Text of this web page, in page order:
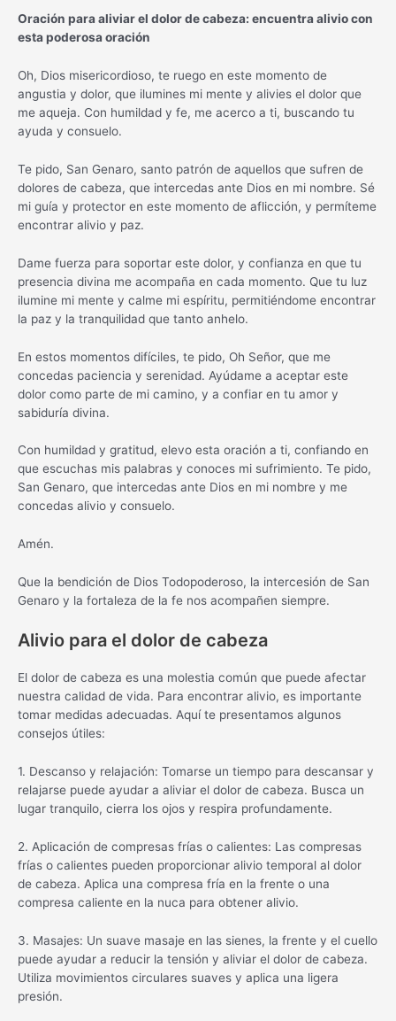
Oración para aliviar el dolor de cabeza: encuentra alivio con
esta poderosa oración
Oh, Dios misericordioso, te ruego en este momento de
angustia y dolor, que ilumines mi mente y alivies el dolor que
me aqueja. Con humildad y fe, me acerco a ti, buscando tu
ayuda y consuelo.
Te pido, San Genaro, santo patrón de aquellos que sufren de
dolores de cabeza, que intercedas ante Dios en mi nombre. Sé
mi guía y protector en este momento de aflicción, y permíteme
encontrar alivio y paz.
Dame fuerza para soportar este dolor, y confianza en que tu
presencia divina me acompaña en cada momento. Que tu luz
ilumine mi mente y calme mi espíritu, permitiéndome encontrar
la paz y la tranquilidad que tanto anhelo.
En estos momentos difíciles, te pido, Oh Señor, que me
concedas paciencia y serenidad. Ayúdame a aceptar este
dolor como parte de mi camino, y a confiar en tu amor y
sabiduría divina.
Con humildad y gratitud, elevo esta oración a ti, confiando en
que escuchas mis palabras y conoces mi sufrimiento. Te pido,
San Genaro, que intercedas ante Dios en mi nombre y me
concedas alivio y consuelo.
Amén.
Que la bendición de Dios Todopoderoso, la intercesión de San
Genaro y la fortaleza de la fe nos acompañen siempre.
Alivio para el dolor de cabeza
El dolor de cabeza es una molestia común que puede afectar
nuestra calidad de vida. Para encontrar alivio, es importante
tomar medidas adecuadas. Aquí te presentamos algunos
consejos útiles:
1. Descanso y relajación: Tomarse un tiempo para descansar y
relajarse puede ayudar a aliviar el dolor de cabeza. Busca un
lugar tranquilo, cierra los ojos y respira profundamente.
2. Aplicación de compresas frías o calientes: Las compresas
frías o calientes pueden proporcionar alivio temporal al dolor
de cabeza. Aplica una compresa fría en la frente o una
compresa caliente en la nuca para obtener alivio.
3. Masajes: Un suave masaje en las sienes, la frente y el cuello
puede ayudar a reducir la tensión y aliviar el dolor de cabeza.
Utiliza movimientos circulares suaves y aplica una ligera
presión.